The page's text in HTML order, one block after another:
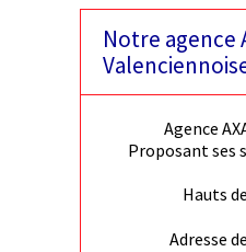
Notre agence
Agence
Proposant ses
Hauts
Adresse